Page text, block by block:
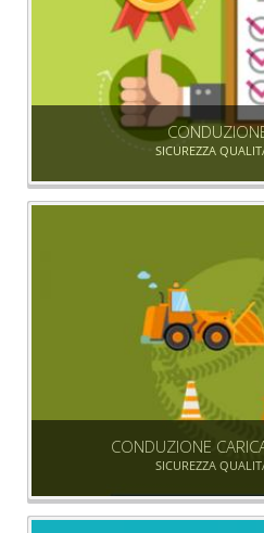
SICUREZZA
CONDUZIONE
SICUREZZA